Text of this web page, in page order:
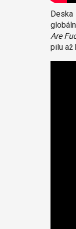
Deska
Are
pilu až